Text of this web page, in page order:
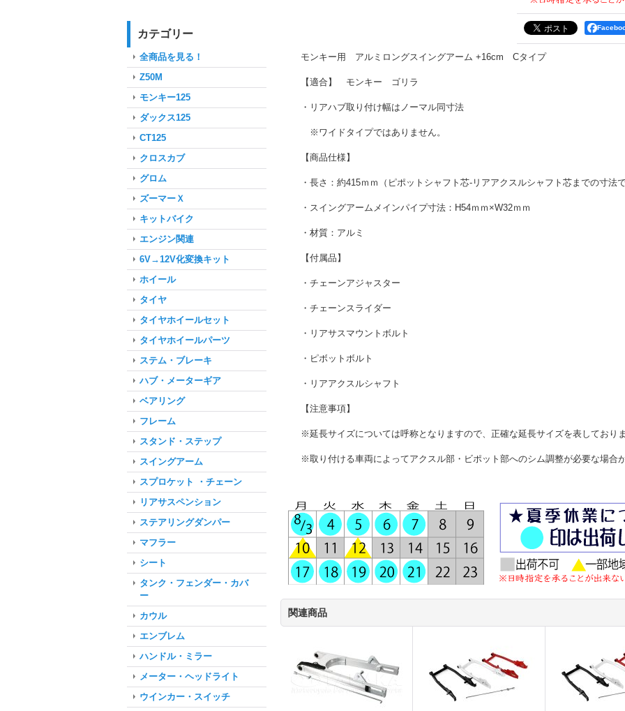
カテゴリー
全商品を見る！
Z50M
モンキー125
ダックス125
CT125
クロスカブ
グロム
ズーマーＸ
キットバイク
エンジン関連
6V→12V化変換キット
ホイール
タイヤ
タイヤホイールセット
タイヤホイールパーツ
ステム・ブレーキ
ハブ・メーターギア
ベアリング
フレーム
スタンド・ステップ
スイングアーム
スプロケット ・チェーン
リアサスペンション
ステアリングダンパー
マフラー
シート
タンク・フェンダー・カバ
ー
カウル
エンブレム
ハンドル・ミラー
メーター・ヘッドライト
ウインカー・スイッチ
モンキー用 アルミロングスイングアーム +16cm Cタイプ
【適合】 モンキー ゴリラ
・リアハブ取り付け幅はノーマル同寸法
※ワイドタイプではありません。
【商品仕様】
・長さ：約415ｍｍ（ピポットシャフト芯-リアアクスルシャフト芯までの寸法
・スイングアームメインパイプ寸法：H54ｍｍ×W32ｍｍ
・材質：アルミ
【付属品】
・チェーンアジャスター
・チェーンスライダー
・リアサスマウントボルト
・ピボットボルト
・リアアクスルシャフト
【注意事項】
※延長サイズについては呼称となりますので、正確な延長サイズを表しており
※取り付ける車両によってアクスル部・ビポット部へのシム調整が必要な場合
関連商品